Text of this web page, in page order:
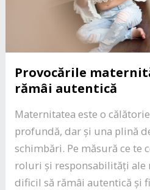
Provocările
rămâi autentică
Maternitatea este o
profundă, dar și una plină
schimbări. Pe măsură ce
roluri și responsabilități ale
dificil să rămâi autentică și